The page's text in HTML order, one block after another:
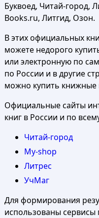
Буквоед, Читай-город,
Books.ru, Литгид, Озон.
В этих официальных
можете недорого
или электронную по
по России и в другие
можно купить книжные
Официальные сайты
книг в России и по
Читай-город
My-shop
Литрес
УчМаг
Для формирования
использованы